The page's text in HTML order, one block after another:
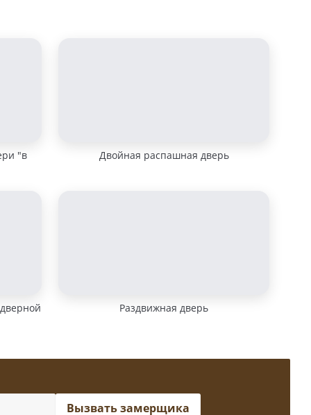
"в Двойная распашная дверь
Раздвижная дверь
Вызвать замерщика